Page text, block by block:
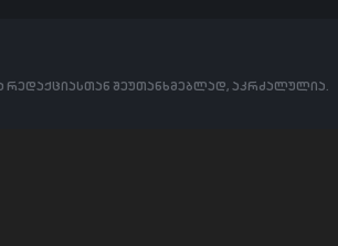
რედაქციასთან შეუთანხმებლად, აკრძალულია.